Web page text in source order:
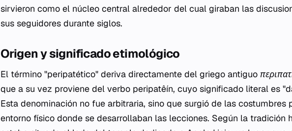
sirvieron como el núcleo central alrededor del cual giraban las
sus seguidores durante siglos.
Origen y significado etimológico
El término "peripatético" deriva directamente del griego antiguo
que a su vez proviene del verbo peripatêín, cuyo significado literal es
Esta denominación no fue arbitraria, sino que surgió de las costumbres
entorno físico donde se desarrollaban las lecciones. Según la tradición